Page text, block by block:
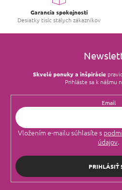
Garancia spokojnosti
Desiatky tisíc stálych zákazníkov
Skvelé ponuky a inšpirácie
Prihláste sa k nášmu
Email
Vložením e-mailu súhlasíte s
údajov.
PRIHLÁSIŤ